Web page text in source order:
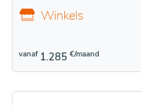
Winkels
vanaf 1.285 €/maand